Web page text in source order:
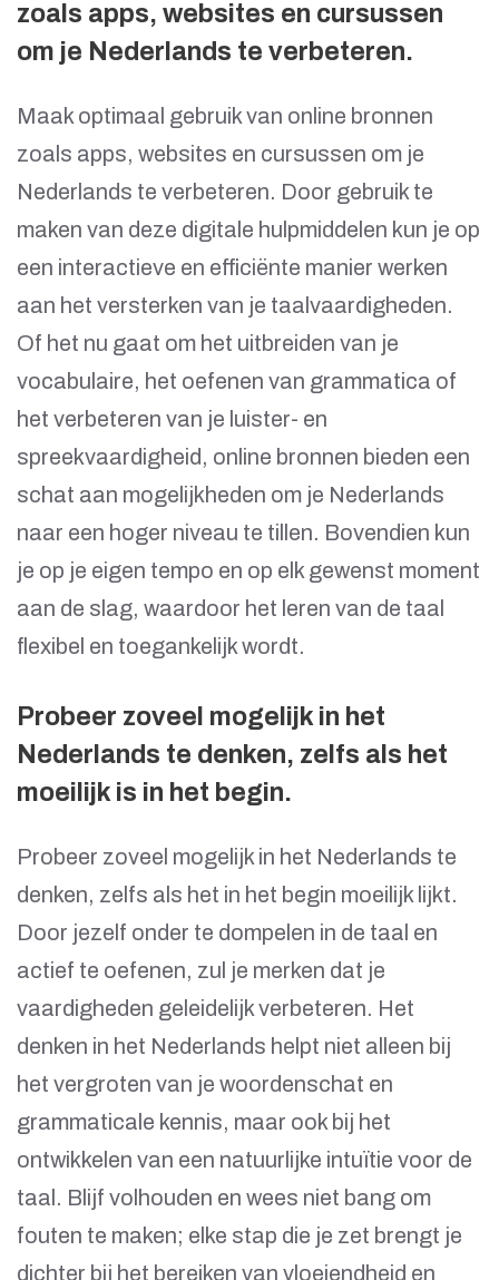
zoals apps, websites en cursussen
om je Nederlands te verbeteren.
Maak optimaal gebruik van online bronnen
zoals apps, websites en cursussen om je
Nederlands te verbeteren. Door gebruik te
maken van deze digitale hulpmiddelen kun je op
een interactieve en efficiënte manier werken
aan het versterken van je taalvaardigheden.
Of het nu gaat om het uitbreiden van je
vocabulaire, het oefenen van grammatica of
het verbeteren van je luister- en
spreekvaardigheid, online bronnen bieden een
schat aan mogelijkheden om je Nederlands
naar een hoger niveau te tillen. Bovendien kun
je op je eigen tempo en op elk gewenst moment
aan de slag, waardoor het leren van de taal
flexibel en toegankelijk wordt.
Probeer zoveel mogelijk in het
Nederlands te denken, zelfs als het
moeilijk is in het begin.
Probeer zoveel mogelijk in het Nederlands te
denken, zelfs als het in het begin moeilijk lijkt.
Door jezelf onder te dompelen in de taal en
actief te oefenen, zul je merken dat je
vaardigheden geleidelijk verbeteren. Het
denken in het Nederlands helpt niet alleen bij
het vergroten van je woordenschat en
grammaticale kennis, maar ook bij het
ontwikkelen van een natuurlijke intuïtie voor de
taal. Blijf volhouden en wees niet bang om
fouten te maken; elke stap die je zet brengt je
dichter bij het bereiken van vloeiendheid en